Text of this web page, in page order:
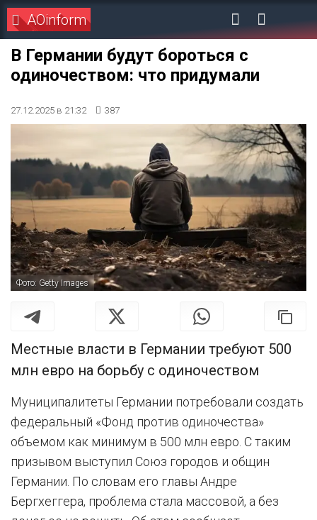
AOinform
В Германии будут бороться с
одиночеством: что придумали
27.12.2025 в 21:32 387
Фото: Getty Images
Местные власти в Германии требуют 500
млн евро на борьбу с одиночеством
Муниципалитеты Германии потребовали создать
федеральный «Фонд против одиночества»
объемом как минимум в 500 млн евро. С таким
призывом выступил Союз городов и общин
Германии. По словам его главы Андре
Бергхеггера, проблема стала массовой, а без